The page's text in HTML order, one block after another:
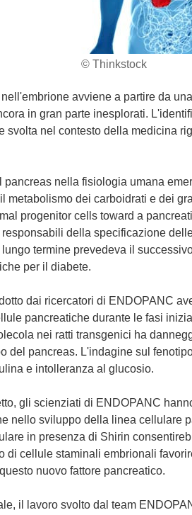
© Thinkstock
avviene a partire da
in gran parte inesplorati.
svolta nel contesto della medicina
pancreas nella fisiologia umana
metabolismo dei carboidrati e dei
progenitor cells toward a
della specificazione
termine prevedeva il
per il diabete.
dai ricercatori di ENDOPANC
pancreatiche durante le fasi
nei ratti transgenici ha
del pancreas. L'indagine sul
e intolleranza al glucosio.
gli scienziati di ENDOPANC
nello sviluppo della linea cellulare
in presenza di Shirin
di cellule staminali embrionali
nuovo fattore pancreatico.
il lavoro svolto dal team